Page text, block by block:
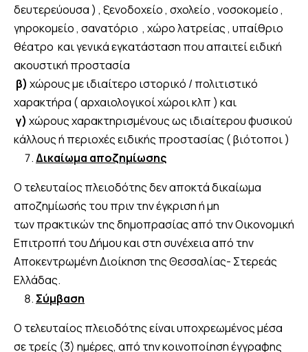
δευτερεύουσα ) , ξενοδοχείο , σχολείο , νοσοκομείο ,
γηροκομείο , σανατόριο , χώρο λατρείας , υπαίθριο
θέατρο και γενικά εγκατάσταση που απαιτεί ειδική
ακουστική προστασία
β) χώρους με ιδιαίτερο ιστορικό / πολιτιστικό
χαρακτήρα ( αρχαιολογικοί χώροι κλπ ) και
γ) χώρους χαρακτηρισμένους ως ιδιαίτερου φυσικού
κάλλους ή περιοχές ειδικής προστασίας ( βιότοποι )
Δικαίωμα αποζημίωσης
Ο τελευταίος πλειοδότης δεν αποκτά δικαίωμα
αποζημίωσής του πριν την έγκριση ή μη
των πρακτικών της δημοπρασίας από την Οικονομική
Επιτροπή του Δήμου και στη συνέχεια από την
Αποκεντρωμένη Διοίκηση της Θεσσαλίας- Στερεάς
Ελλάδας.
Σύμβαση
Ο τελευταίος πλειοδότης είναι υποχρεωμένος μέσα
σε τρείς (3) ημέρες, από την κοινοποίηση έγγραφης